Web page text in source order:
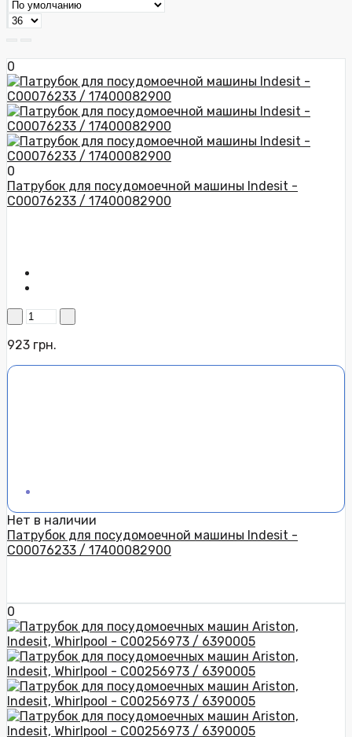
0
0
Патрубок для посудомоечной машины Indesit -
C00076233 / 17400082900
923 грн.
Нет в наличии
Патрубок для посудомоечной машины Indesit -
C00076233 / 17400082900
0